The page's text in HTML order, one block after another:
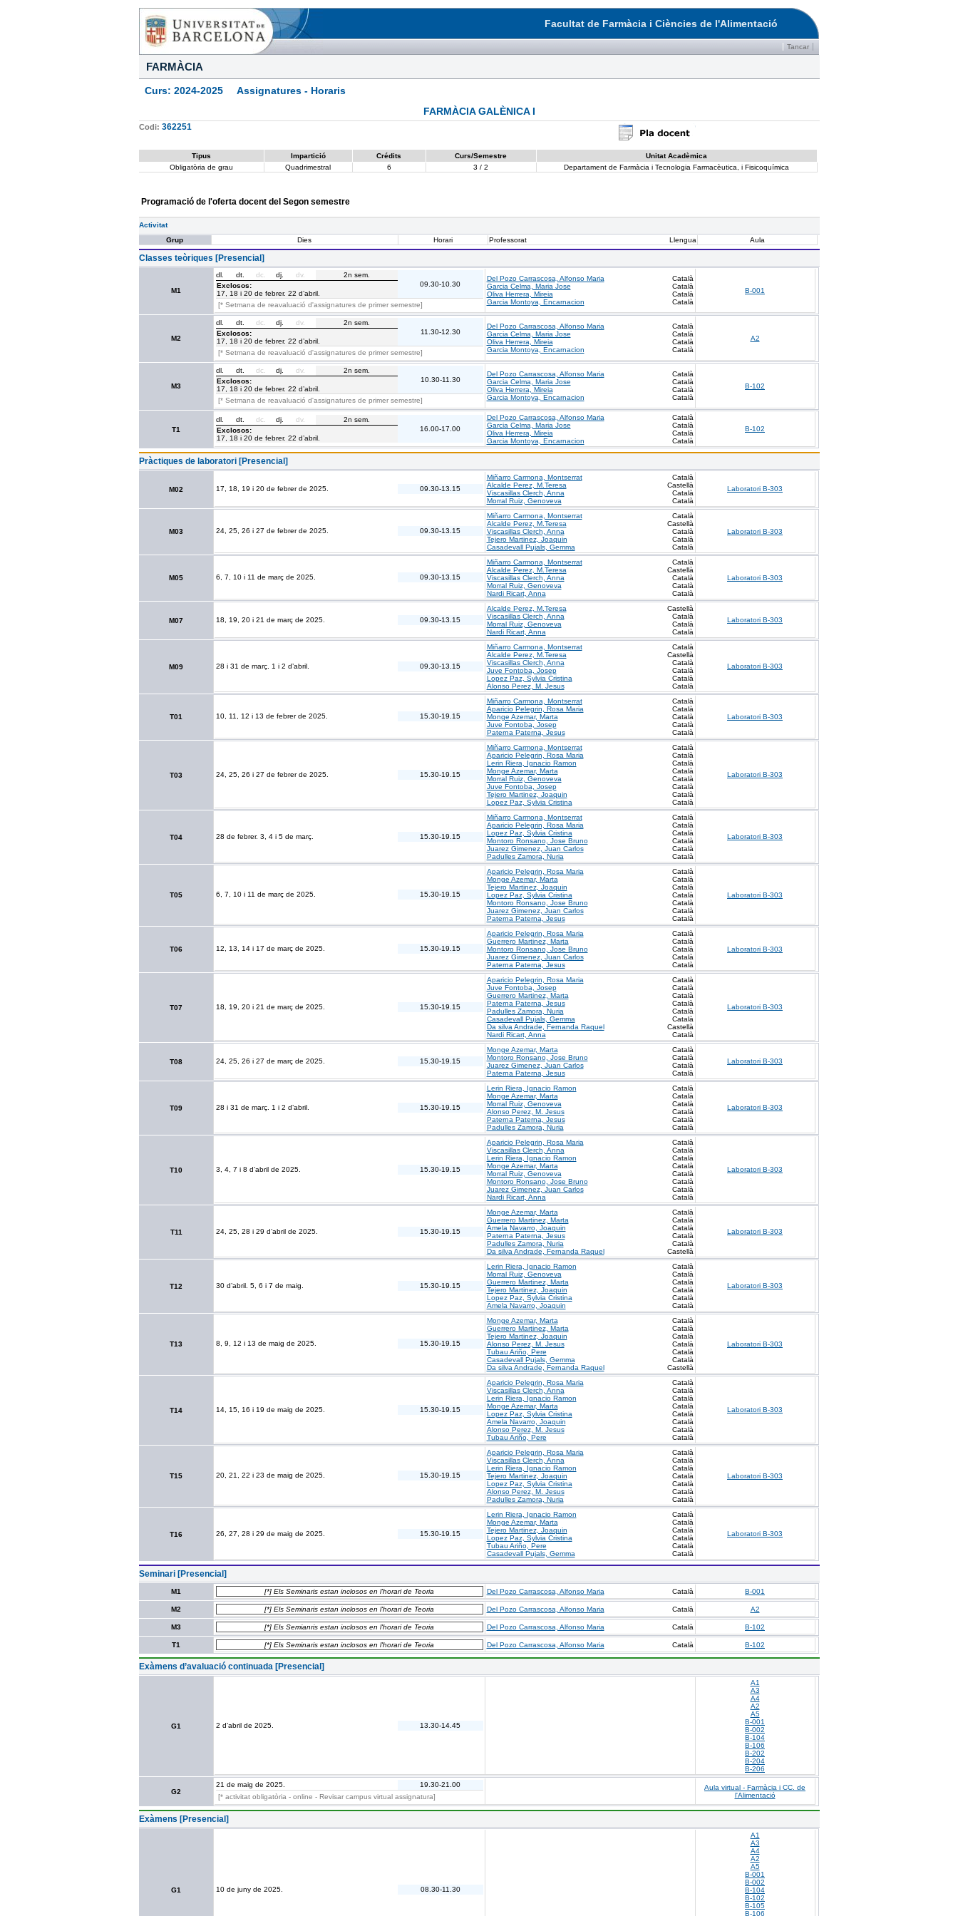
Facultat de Farmàcia i Ciències de l'Alimentació
Tancar
FARMÀCIA
Curs: 2024-2025 Assignatures - Horaris
FARMÀCIA GALÈNICA I
Codi: 362251
Tipus Impartició Crédits Curs/Semestre
Unitat Acadèmica
Obligatòria de grau
Quadrimestral 6 3 / 2 Departament de Farmàcia i Tecnologia Farmacèutica, i Fisicoquímica
Programació de l'oferta docent del Segon semestre
Activitat
Grup
Dies Horari Professorat Llengua Aula
Classes teòriques [Presencial]
M1
dl. dt. dc. dj. dv.
2n sem.
Exclosos:
17, 18 i 20 de febrer. 22 d’abril.
09.30-10.30
[* Setmana de reavaluació d'assignatures de primer semestre]
Del Pozo Carrascosa, Alfonso Maria
Català
Garcia Celma, Maria Jose
Català
Oliva Herrera, Mireia
Català
Garcia Montoya, Encarnacion
Català
B-001
M2
dl. dt. dc. dj. dv.
2n sem.
Exclosos:
17, 18 i 20 de febrer. 22 d’abril.
11.30-12.30
[* Setmana de reavaluació d'assignatures de primer semestre]
Del Pozo Carrascosa, Alfonso Maria
Català
Garcia Celma, Maria Jose
Català
Oliva Herrera, Mireia
Català
Garcia Montoya, Encarnacion
Català
A2
M3
dl. dt. dc. dj. dv.
2n sem.
Exclosos:
17, 18 i 20 de febrer. 22 d’abril.
10.30-11.30
[* Setmana de reavaluació d'assignatures de primer semestre]
Del Pozo Carrascosa, Alfonso Maria
Català
Garcia Celma, Maria Jose
Català
Oliva Herrera, Mireia
Català
Garcia Montoya, Encarnacion
Català
B-102
T1
dl. dt. dc. dj. dv.
2n sem.
Exclosos:
17, 18 i 20 de febrer. 22 d’abril.
16.00-17.00
Del Pozo Carrascosa, Alfonso Maria
Català
Garcia Celma, Maria Jose
Català
Oliva Herrera, Mireia
Català
Garcia Montoya, Encarnacion
Català
B-102
Pràctiques de laboratori [Presencial]
M02 17, 18, 19 i 20 de febrer de 2025. 09.30-13.15
Miñarro Carmona, Montserrat
Català
Alcalde Perez, M.Teresa
Castellà
Viscasillas Clerch, Anna
Català
Morral Ruiz, Genoveva
Català
Laboratori B-303
M03 24, 25, 26 i 27 de febrer de 2025. 09.30-13.15
Miñarro Carmona, Montserrat
Català
Alcalde Perez, M.Teresa
Castellà
Viscasillas Clerch, Anna
Català
Tejero Martinez, Joaquin
Català
Casadevall Pujals, Gemma
Català
Laboratori B-303
M05 6, 7, 10 i 11 de març de 2025. 09.30-13.15
Miñarro Carmona, Montserrat
Català
Alcalde Perez, M.Teresa
Castellà
Viscasillas Clerch, Anna
Català
Morral Ruiz, Genoveva
Català
Nardi Ricart, Anna
Català
Laboratori B-303
M07 18, 19, 20 i 21 de març de 2025. 09.30-13.15
Alcalde Perez, M.Teresa
Castellà
Viscasillas Clerch, Anna
Català
Morral Ruiz, Genoveva
Català
Nardi Ricart, Anna
Català
Laboratori B-303
M09 28 i 31 de març. 1 i 2 d’abril. 09.30-13.15
Miñarro Carmona, Montserrat
Català
Alcalde Perez, M.Teresa
Castellà
Viscasillas Clerch, Anna
Català
Juve Fontoba, Josep
Català
Lopez Paz, Sylvia Cristina
Català
Alonso Perez, M. Jesus
Català
Laboratori B-303
T01 10, 11, 12 i 13 de febrer de 2025. 15.30-19.15
Miñarro Carmona, Montserrat
Català
Aparicio Pelegrin, Rosa Maria
Català
Monge Azemar, Marta
Català
Juve Fontoba, Josep
Català
Paterna Paterna, Jesus
Català
Laboratori B-303
T03 24, 25, 26 i 27 de febrer de 2025. 15.30-19.15
Miñarro Carmona, Montserrat
Català
Aparicio Pelegrin, Rosa Maria
Català
Lerin Riera, Ignacio Ramon
Català
Monge Azemar, Marta
Català
Morral Ruiz, Genoveva
Català
Juve Fontoba, Josep
Català
Tejero Martinez, Joaquin
Català
Lopez Paz, Sylvia Cristina
Català
Laboratori B-303
T04 28 de febrer. 3, 4 i 5 de març. 15.30-19.15
Miñarro Carmona, Montserrat
Català
Aparicio Pelegrin, Rosa Maria
Català
Lopez Paz, Sylvia Cristina
Català
Montoro Ronsano, Jose Bruno
Català
Juarez Gimenez, Juan Carlos
Català
Padulles Zamora, Nuria
Català
Laboratori B-303
T05 6, 7, 10 i 11 de març de 2025. 15.30-19.15
Aparicio Pelegrin, Rosa Maria
Català
Monge Azemar, Marta
Català
Tejero Martinez, Joaquin
Català
Lopez Paz, Sylvia Cristina
Català
Montoro Ronsano, Jose Bruno
Català
Juarez Gimenez, Juan Carlos
Català
Paterna Paterna, Jesus
Català
Laboratori B-303
T06 12, 13, 14 i 17 de març de 2025. 15.30-19.15
Aparicio Pelegrin, Rosa Maria
Català
Guerrero Martinez, Marta
Català
Montoro Ronsano, Jose Bruno
Català
Juarez Gimenez, Juan Carlos
Català
Paterna Paterna, Jesus
Català
Laboratori B-303
T07 18, 19, 20 i 21 de març de 2025. 15.30-19.15
Aparicio Pelegrin, Rosa Maria
Català
Juve Fontoba, Josep
Català
Guerrero Martinez, Marta
Català
Paterna Paterna, Jesus
Català
Padulles Zamora, Nuria
Català
Casadevall Pujals, Gemma
Català
Da silva Andrade, Fernanda Raquel
Castellà
Nardi Ricart, Anna
Català
Laboratori B-303
T08 24, 25, 26 i 27 de març de 2025. 15.30-19.15
Monge Azemar, Marta
Català
Montoro Ronsano, Jose Bruno
Català
Juarez Gimenez, Juan Carlos
Català
Paterna Paterna, Jesus
Català
Laboratori B-303
T09 28 i 31 de març. 1 i 2 d’abril. 15.30-19.15
Lerin Riera, Ignacio Ramon
Català
Monge Azemar, Marta
Català
Morral Ruiz, Genoveva
Català
Alonso Perez, M. Jesus
Català
Paterna Paterna, Jesus
Català
Padulles Zamora, Nuria
Català
Laboratori B-303
T10 3, 4, 7 i 8 d’abril de 2025. 15.30-19.15
Aparicio Pelegrin, Rosa Maria
Català
Viscasillas Clerch, Anna
Català
Lerin Riera, Ignacio Ramon
Català
Monge Azemar, Marta
Català
Morral Ruiz, Genoveva
Català
Montoro Ronsano, Jose Bruno
Català
Juarez Gimenez, Juan Carlos
Català
Nardi Ricart, Anna
Català
Laboratori B-303
T11 24, 25, 28 i 29 d’abril de 2025. 15.30-19.15
Monge Azemar, Marta
Català
Guerrero Martinez, Marta
Català
Amela Navarro, Joaquin
Català
Paterna Paterna, Jesus
Català
Padulles Zamora, Nuria
Català
Da silva Andrade, Fernanda Raquel
Castellà
Laboratori B-303
T12 30 d’abril. 5, 6 i 7 de maig. 15.30-19.15
Lerin Riera, Ignacio Ramon
Català
Morral Ruiz, Genoveva
Català
Guerrero Martinez, Marta
Català
Tejero Martinez, Joaquin
Català
Lopez Paz, Sylvia Cristina
Català
Amela Navarro, Joaquin
Català
Laboratori B-303
T13 8, 9, 12 i 13 de maig de 2025. 15.30-19.15
Monge Azemar, Marta
Català
Guerrero Martinez, Marta
Català
Tejero Martinez, Joaquin
Català
Alonso Perez, M. Jesus
Català
Tubau Ariño, Pere
Català
Casadevall Pujals, Gemma
Català
Da silva Andrade, Fernanda Raquel
Castellà
Laboratori B-303
T14 14, 15, 16 i 19 de maig de 2025. 15.30-19.15
Aparicio Pelegrin, Rosa Maria
Català
Viscasillas Clerch, Anna
Català
Lerin Riera, Ignacio Ramon
Català
Monge Azemar, Marta
Català
Lopez Paz, Sylvia Cristina
Català
Amela Navarro, Joaquin
Català
Alonso Perez, M. Jesus
Català
Tubau Ariño, Pere
Català
Laboratori B-303
T15 20, 21, 22 i 23 de maig de 2025. 15.30-19.15
Aparicio Pelegrin, Rosa Maria
Català
Viscasillas Clerch, Anna
Català
Lerin Riera, Ignacio Ramon
Català
Tejero Martinez, Joaquin
Català
Lopez Paz, Sylvia Cristina
Català
Alonso Perez, M. Jesus
Català
Padulles Zamora, Nuria
Català
Laboratori B-303
T16 26, 27, 28 i 29 de maig de 2025. 15.30-19.15
Lerin Riera, Ignacio Ramon
Català
Monge Azemar, Marta
Català
Tejero Martinez, Joaquin
Català
Lopez Paz, Sylvia Cristina
Català
Tubau Ariño, Pere
Català
Casadevall Pujals, Gemma
Català
Laboratori B-303
Seminari [Presencial]
M1 [*] Els Seminaris estan inclosos en l'horari de Teoria Del Pozo Carrascosa, Alfonso Maria Català B-001
M2 [*] Els Seminaris estan inclosos en l'horari de Teoria Del Pozo Carrascosa, Alfonso Maria Català A2
M3 [*] Els Semianris estan inclosos en l'horari de Teoria Del Pozo Carrascosa, Alfonso Maria Català B-102
T1 [*] Els Seminaris estan inclosos en l'horari de Teoria Del Pozo Carrascosa, Alfonso Maria Català B-102
Exàmens d’avaluació continuada [Presencial]
G1 2 d’abril de 2025. 13.30-14.45
A1
A3
A4
A2
A5
B-001
B-002
B-104
B-106
B-202
B-204
B-206
G2
21 de maig de 2025.
19.30-21.00
[* activitat obligatòria - online - Revisar campus virtual assignatura]
Aula virtual - Farmàcia i CC. de
l'Alimentació
Exàmens [Presencial]
G1 10 de juny de 2025. 08.30-11.30
A1
A3
A4
A2
A5
B-001
B-002
B-104
B-102
B-105
B-106